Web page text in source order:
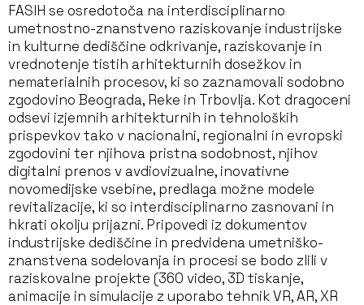
FASIH se osredotoča na interdisciplinarno
umetnostno-znanstveno raziskovanje industrijske
in kulturne dediščine odkrivanje, raziskovanje in
vrednotenje tistih arhitekturnih dosežkov in
nematerialnih procesov, ki so zaznamovali sodobno
zgodovino Beograda, Reke in Trbovlja. Kot dragoceni
odsevi izjemnih arhitekturnih in tehnoloških
prispevkov tako v nacionalni, regionalni in evropski
zgodovini ter njihova pristna sodobnost, njihov
digitalni prenos v avdiovizualne, inovativne
novomedijske vsebine, predlaga možne modele
revitalizacije, ki so interdisciplinarno zasnovani in
hkrati okolju prijazni. Pripovedi iz dokumentov
industrijske dediščine in predvidena umetniško-
znanstvena sodelovanja in procesi se bodo zlili v
raziskovalne projekte (360 video, 3D tiskanje,
animacije in simulacije z uporabo tehnik VR, AR, XR